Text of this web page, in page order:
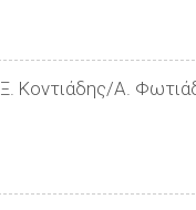
Ξ. Κοντιάδης/Α.